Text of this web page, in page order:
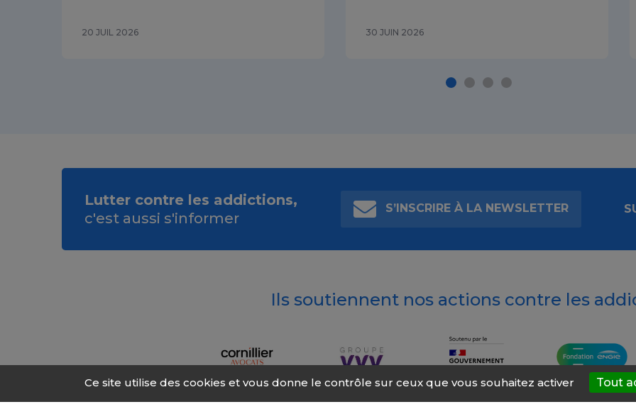
20 JUIL 2026 30 JUIN 2026
Lutter contre les addictions,
c'est aussi s'informer
S’INSCRIRE À LA NEWSLETTER
Ils soutiennent nos actions contre les
Ce site utilise des cookies et vous donne le contrôle sur ceux que vous souhaitez activer Tout